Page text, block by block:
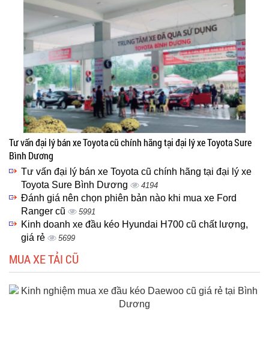
Tư vấn đại lý bán xe Toyota cũ chính hãng tại đại lý xe Toyota Sure
Bình Dương
Tư vấn đại lý bán xe Toyota cũ chính hãng tại đại lý xe
Toyota Sure Bình Dương
4194
Đánh giá nên chọn phiên bản nào khi mua xe Ford
Ranger cũ
5991
Kinh doanh xe đầu kéo Hyundai H700 cũ chất lượng,
giá rẻ
5699
MUA XE TẢI CŨ